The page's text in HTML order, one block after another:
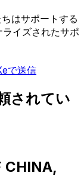
はサポートする
イズされたサポ
で送信
されてい
CHINA,